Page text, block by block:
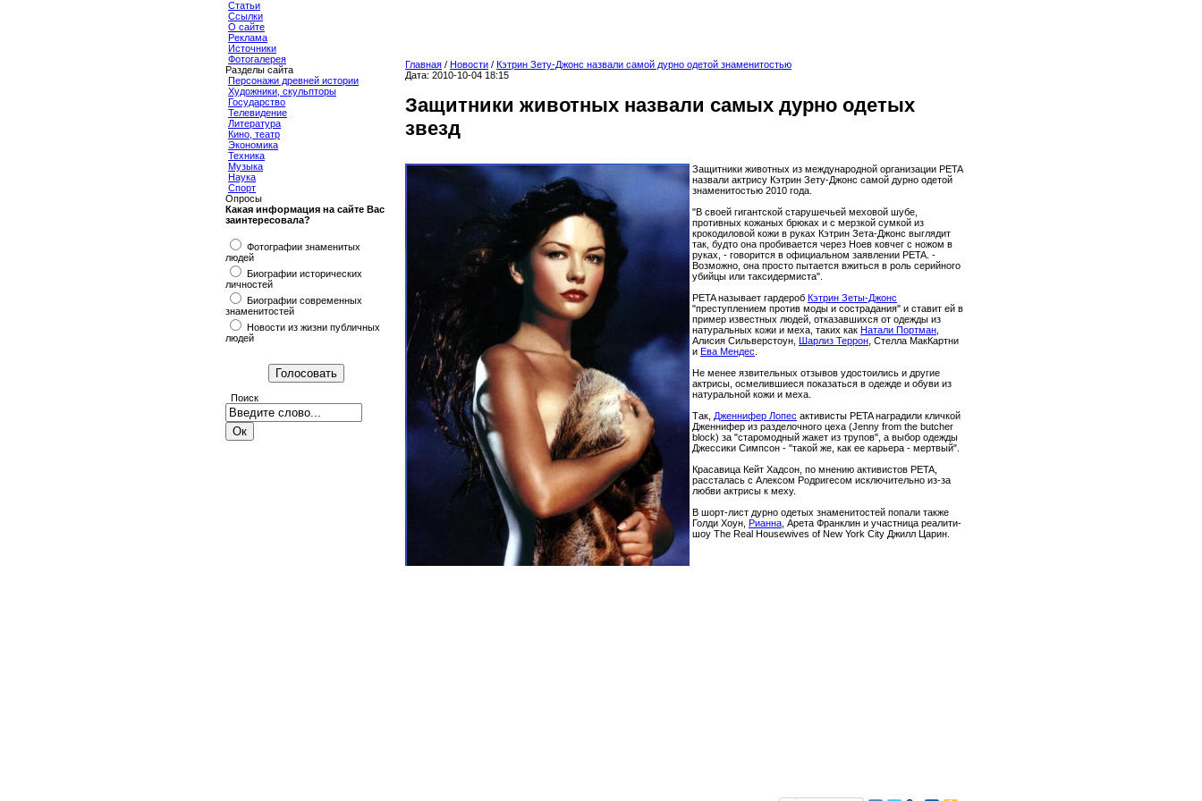
Статьи
Ссылки
О сайте
Реклама
Источники
Фотогалерея
Разделы сайта
Персонажи древней истории
Художники, скульпторы
Государство
Телевидение
Литература
Кино, театр
Экономика
Техника
Музыка
Наука
Спорт
Опросы
Какая информация на сайте Вас
заинтересовала?
Фотографии знаменитых
людей
Биографии исторических
личностей
Биографии современных
знаменитостей
Новости из жизни публичных
людей
Поиск
Главная / Новости / Кэтрин Зету-Джонс назвали самой дурно одетой знаменитостью
Дата: 2010-10-04 18:15
Защитники животных назвали самых дурно одетых
звезд
Защитники животных из международной организации PETA
назвали актрису Кэтрин Зету-Джонс самой дурно одетой
знаменитостью 2010 года.
"В своей гигантской старушечьей меховой шубе,
противных кожаных брюках и с мерзкой сумкой из
крокодиловой кожи в руках Кэтрин Зета-Джонс выглядит
так, будто она пробивается через Ноев ковчег с ножом в
руках, - говорится в официальном заявлении PETA. -
Возможно, она просто пытается вжиться в роль серийного
убийцы или таксидермиста".
PETA называет гардероб Кэтрин Зеты-Джонс
"преступлением против моды и сострадания" и ставит ей в
пример известных людей, отказавшихся от одежды из
натуральных кожи и меха, таких как Натали Портман,
Алисия Сильверстоун, Шарлиз Террон, Стелла МакКартни
и Ева Мендес.
Не менее язвительных отзывов удостоились и другие
актрисы, осмелившиеся показаться в одежде и обуви из
натуральной кожи и меха.
Так, Дженнифер Лопес активисты PETA наградили кличкой
Дженнифер из разделочного цеха (Jenny from the butcher
block) за "старомодный жакет из трупов", а выбор одежды
Джессики Симпсон - "такой же, как ее карьера - мертвый".
Красавица Кейт Хадсон, по мнению активистов PETA,
рассталась с Алексом Родригесом исключительно из-за
любви актрисы к меху.
В шорт-лист дурно одетых знаменитостей попали также
Голди Хоун, Рианна, Арета Франклин и участница реалити-
шоу The Real Housewives of New York City Джилл Царин.